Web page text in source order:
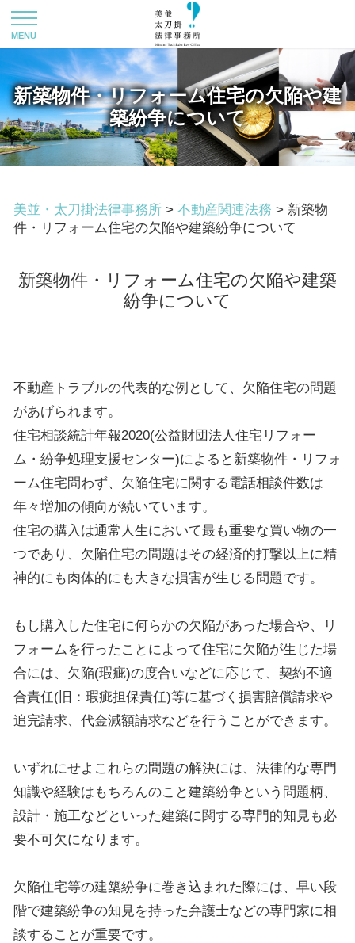
新築物件・リフォーム住宅の欠陥や建
築紛争について
美並・太刀掛法律事務所 > 不動産関連法務 > 新築物
件・リフォーム住宅の欠陥や建築紛争について
新築物件・リフォーム住宅の欠陥や建築
紛争について
不動産トラブルの代表的な例として、欠陥住宅の問題
があげられます。
住宅相談統計年報2020(公益財団法人住宅リフォー
ム・紛争処理支援センター)によると新築物件・リフォ
ーム住宅問わず、欠陥住宅に関する電話相談件数は
年々増加の傾向が続いています。
住宅の購入は通常人生において最も重要な買い物の一
つであり、欠陥住宅の問題はその経済的打撃以上に精
神的にも肉体的にも大きな損害が生じる問題です。
もし購入した住宅に何らかの欠陥があった場合や、リ
フォームを行ったことによって住宅に欠陥が生じた場
合には、欠陥(瑕疵)の度合いなどに応じて、契約不適
合責任(旧：瑕疵担保責任)等に基づく損害賠償請求や
追完請求、代金減額請求などを行うことができます。
いずれにせよこれらの問題の解決には、法律的な専門
知識や経験はもちろんのこと建築紛争という問題柄、
設計・施工などといった建築に関する専門的知見も必
要不可欠になります。
欠陥住宅等の建築紛争に巻き込まれた際には、早い段
階で建築紛争の知見を持った弁護士などの専門家に相
談することが重要です。